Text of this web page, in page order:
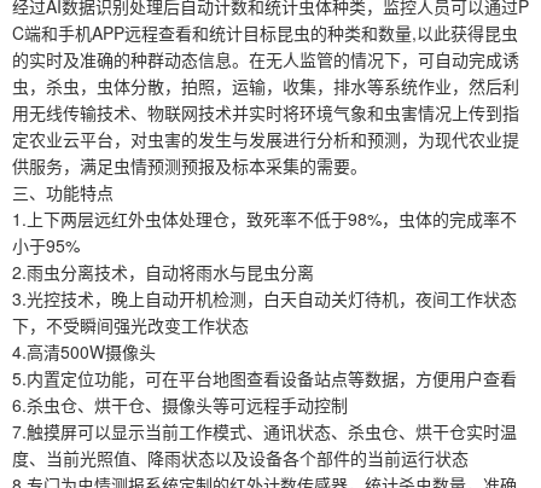
经过AI数据识别处理后自动计数和统计虫体种类，监控人员可以通过P
C端和手机APP远程查看和统计目标昆虫的种类和数量,以此获得昆虫
的实时及准确的种群动态信息。在无人监管的情况下，可自动完成诱
虫，杀虫，虫体分散，拍照，运输，收集，排水等系统作业，然后利
用无线传输技术、物联网技术并实时将环境气象和虫害情况上传到指
定农业云平台，对虫害的发生与发展进行分析和预测，为现代农业提
供服务，满足虫情预测预报及标本采集的需要。
三、功能特点
1.上下两层远红外虫体处理仓，致死率不低于98%，虫体的完成率不
小于95%
2.雨虫分离技术，自动将雨水与昆虫分离
3.光控技术，晚上自动开机检测，白天自动关灯待机，夜间工作状态
下，不受瞬间强光改变工作状态
4.高清500W摄像头
5.内置定位功能，可在平台地图查看设备站点等数据，方便用户查看
6.杀虫仓、烘干仓、摄像头等可远程手动控制
7.触摸屏可以显示当前工作模式、通讯状态、杀虫仓、烘干仓实时温
度、当前光照值、降雨状态以及设备各个部件的当前运行状态